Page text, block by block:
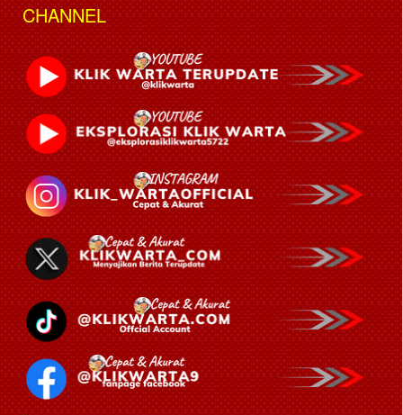
CHANNEL